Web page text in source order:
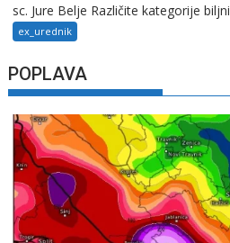
sc. Jure Belje Različite kategorije
ex_urednik
POPLAVA